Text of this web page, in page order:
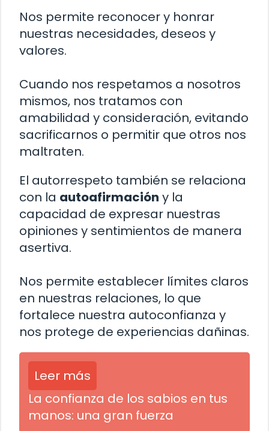
Nos permite reconocer y honrar
nuestras necesidades, deseos y
valores.
Cuando nos respetamos a nosotros
mismos, nos tratamos con
amabilidad y consideración, evitando
sacrificarnos o permitir que otros nos
maltraten.
El autorrespeto también se relaciona
con la autoafirmación y la
capacidad de expresar nuestras
opiniones y sentimientos de manera
asertiva.
Nos permite establecer límites claros
en nuestras relaciones, lo que
fortalece nuestra autoconfianza y
nos protege de experiencias dañinas.
Leer más
La confianza de los sabios en tus
manos: una gran fuerza